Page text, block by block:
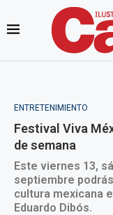
ENTRETENIMIENTO
Festival Viva
de semana
Este viernes 13,
septiembre
cultura mexicana
Eduardo Dibós.